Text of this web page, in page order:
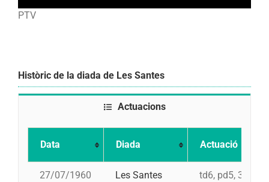
PTV
Històric de la diada de Les Santes
Actuacions
Data Diada Actuació
27/07/1960 Les Santes td6, pd5, 3d7,